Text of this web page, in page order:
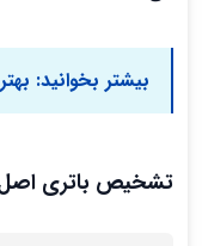
بیشتر بخوانید:
تشخیص باتری اصل